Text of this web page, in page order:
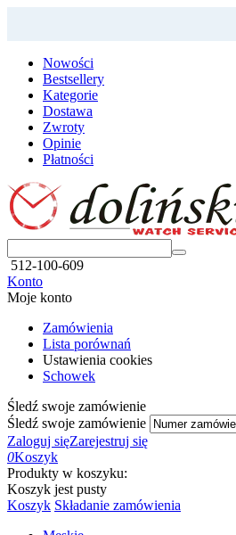
Nowości
Bestsellery
Kategorie
Dostawa
Zwroty
Opinie
Płatności
512-100-609
Konto
Moje konto
Zamówienia
Lista porównań
Ustawienia cookies
Schowek
Śledź swoje zamówienie
Śledź swoje zamówienie
Zaloguj sięZarejestruj się
0Koszyk
Produkty w koszyku:
Koszyk jest pusty
Koszyk Składanie zamówienia